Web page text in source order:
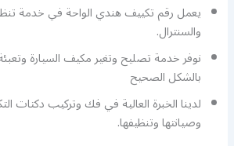
يعمل رقم تكييف هندي الواحة في خدمة
والسنترال.
نوفر خدمة تصليح وتغير مكيف السيارة
بالشكل الصحيح
لدينا الخبرة العالية في فك وتركيب دكتات
وصيانتها وتنظيفها.